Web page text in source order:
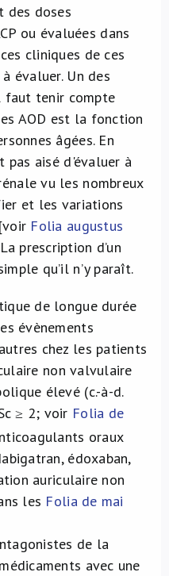
des doses
ou évaluées dans
cliniques de ces
évaluer. Un des
faut tenir compte
AOD est la fonction
âgées. En
pas aisé d'évaluer à
vu les nombreux
et les variations
Folia augustus
prescription d’un
qu’il n’y paraît.
de longue durée
évènements
chez les patients
non valvulaire
élevé (c.-à-d.
≥ 2; voir Folia de
oraux
édoxaban,
auriculaire non
les Folia de mai
de la
avec une